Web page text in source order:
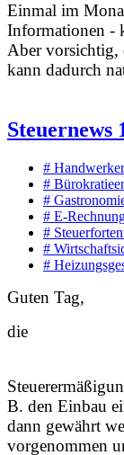
Einmal im
Informationen -
Aber vorsichtig,
kann dadurch
Steuernews
#
#
#
# E-
#
#
#
Guten Tag,
die
B. den Einbau
dann gewährt
vorgenommen